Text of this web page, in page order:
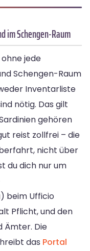
im Schengen-Raum
jede
Schengen-Raum
Inventarliste
nötig. Das gilt
gehören
reist zollfrei – die
nicht über
du dich nur um
) beim Ufficio
Pflicht, und den
Ämter. Die
das Portal